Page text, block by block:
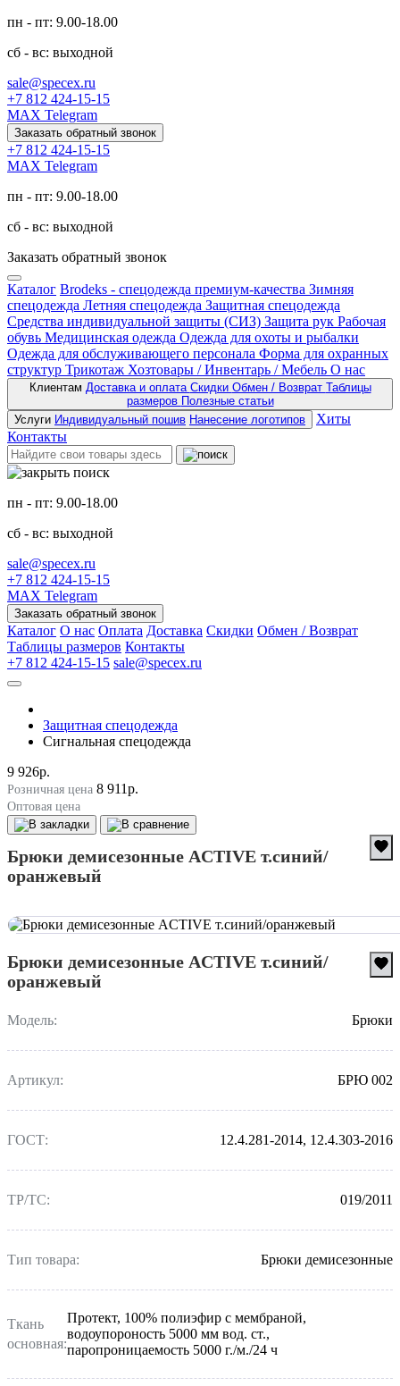
пн - пт: 9.00-18.00
сб - вс: выходной
sale@specex.ru
+7 812 424-15-15
MAX Telegram
Заказать обратный звонок
+7 812 424-15-15
MAX Telegram
пн - пт: 9.00-18.00
сб - вс: выходной
Заказать обратный звонок
Каталог Brodeks - спецодежда премиум-качества Зимняя
спецодежда Летняя спецодежда Защитная спецодежда
Средства индивидуальной защиты (СИЗ) Защита рук Рабочая
обувь Медицинская одежда Одежда для охоты и рыбалки
Одежда для обслуживающего персонала Форма для охранных
структур Трикотаж Хозтовары / Инвентарь / Мебель О нас
Клиентам Доставка и оплата Скидки Обмен / Возврат Таблицы
размеров Полезные статьи
Услуги Индивидуальный пошив Нанесение логотипов
Хиты
Контакты
пн - пт: 9.00-18.00
сб - вс: выходной
sale@specex.ru
+7 812 424-15-15
MAX Telegram
Заказать обратный звонок
Каталог О нас Оплата Доставка Скидки Обмен / Возврат
Таблицы размеров Контакты
+7 812 424-15-15 sale@specex.ru
Защитная спецодежда
Сигнальная спецодежда
9 926р.
Розничная цена 8 911р.
Оптовая цена
Брюки демисезонные ACTIVE т.синий/
оранжевый
Брюки демисезонные ACTIVE т.синий/
оранжевый
Модель: Брюки
Артикул: БРЮ 002
ГОСТ: 12.4.281-2014, 12.4.303-2016
ТР/ТС: 019/2011
Тип товара: Брюки демисезонные
Ткань
основная:
Протект, 100% полиэфир с мембраной,
водоупороность 5000 мм вод. ст.,
паропроницаемость 5000 г./м./24 ч